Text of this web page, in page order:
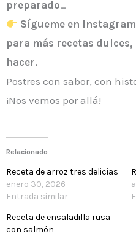
preparado…
Sígueme en
para más recetas
hacer.
Postres con sabor, con
¡Nos vemos por allá!
Relacionado
Receta de arroz tres delicias
enero 30, 2026
Entrada similar
Receta de ensaladilla rusa
con salmón